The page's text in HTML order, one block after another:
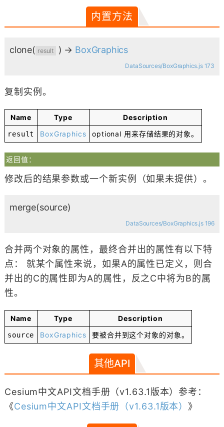
内置方法
clone( result ) → BoxGraphics
DataSources/BoxGraphics.js 173
复制实例。
Name Type Description
result BoxGraphics optional 用来存储结果的对象。
返回值：
修改后的结果参数或一个新实例（如果未提供）。
merge(source)
DataSources/BoxGraphics.js 196
合并两个对象的属性，最终合并出的属性有以下特
点： 就某个属性来说，如果A的属性已定义，则合
并出的C的属性即为A的属性，反之C中将为B的属
性。
Name Type Description
source BoxGraphics 要被合并到这个对象的对象。
其他API
Cesium中文API文档手册（v1.63.1版本）参考：
《Cesium中文API文档手册（v1.63.1版本） 》